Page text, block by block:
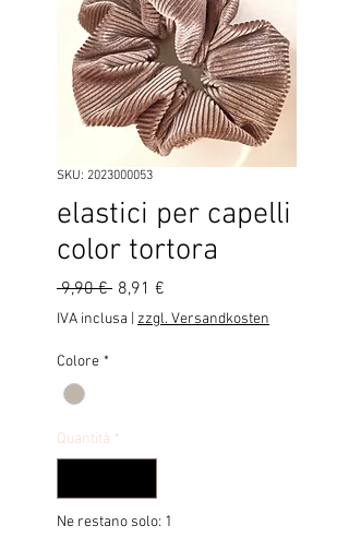
SKU: 2023000053
elastici per capelli
color tortora
9,90 € Prezzo
regolare
8,91 €
scontato
IVA inclusa zzgl. Versandkosten
Colore *
Quantità *
Ne restano solo: 1